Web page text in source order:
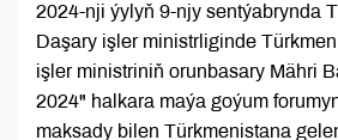
2024-nji ýylyň 9-njy sentýabrynda
Daşary işler ministrliginde
işler ministriniň orunbasary Mähri
2024" halkara maýa goýum
maksady bilen Türkmenistana